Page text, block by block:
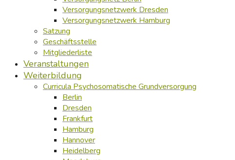
Versorgungsnetzwerk Dresden
Versorgungsnetzwerk Hamburg
Satzung
Geschäftsstelle
Mitgliederliste
Veranstaltungen
Weiterbildung
Curricula Psychosomatische Grundversorgung
Berlin
Dresden
Frankfurt
Hamburg
Hannover
Heidelberg